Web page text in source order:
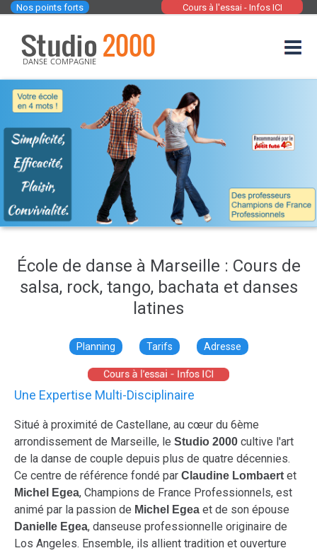
Cours à l'essai - Infos ICI
Nos points forts
École de danse à Marseille : Cours de
salsa, rock, tango, bachata et danses
latines
Planning Tarifs Adresse
Une Expertise Multi-Disciplinaire
Situé à proximité de Castellane, au cœur du 6ème
arrondissement de Marseille, le Studio 2000 cultive l'art
de la danse de couple depuis plus de quatre décennies.
Ce centre de référence fondé par Claudine Lombaert et
Michel Egea, Champions de France Professionnels, est
animé par la passion de Michel Egea et de son épouse
Danielle Egea, danseuse professionnelle originaire de
Los Angeles. Ensemble, ils allient tradition et ouverture